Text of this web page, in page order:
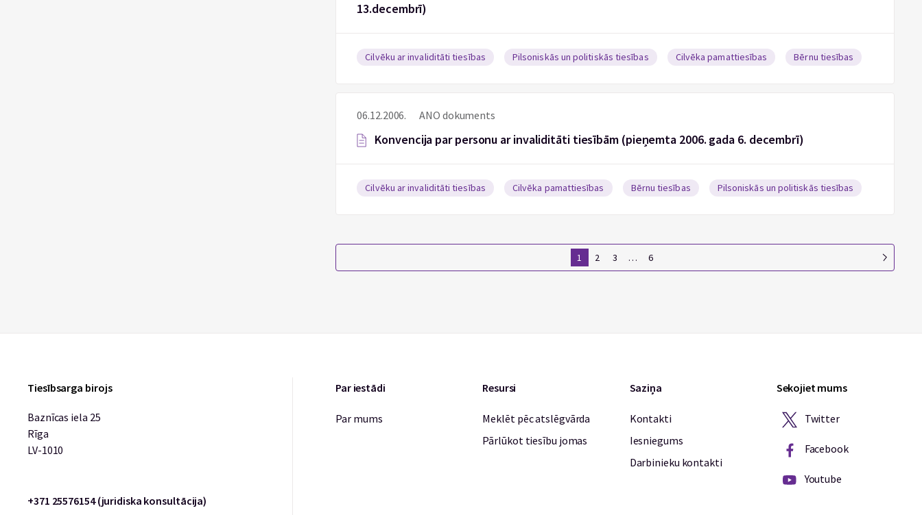
13.decembrī)
Cilvēku ar invaliditāti tiesības Pilsoniskās un politiskās tiesības Cilvēka pamattiesības Bērnu tiesības
06.12.2006. ANO dokuments
Konvencija par personu ar invaliditāti tiesībām (pieņemta 2006. gada 6. decembrī)
Cilvēku ar invaliditāti tiesības Cilvēka pamattiesības Bērnu tiesības Pilsoniskās un politiskās tiesības
1 2 3 … 6
Tiesībsarga birojs
Baznīcas iela 25
Rīga
LV-1010
+371 25576154 (juridiska konsultācija)
Par iestādi
Par mums
Resursi
Meklēt pēc atslēgvārda
Pārlūkot tiesību jomas
Saziņa
Kontakti
Iesniegums
Darbinieku kontakti
Sekojiet mums
Twitter
Facebook
Youtube